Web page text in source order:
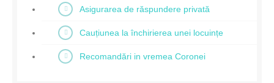
Asigurarea de răspundere privată
Cauțiunea la închirierea unei locuințe
Recomandări in vremea Coronei